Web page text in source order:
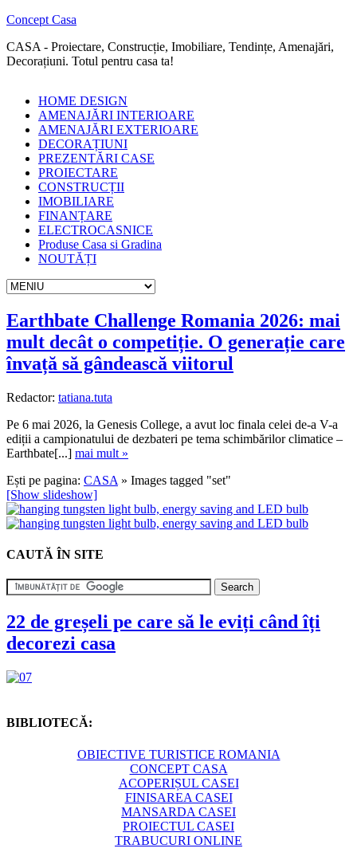
Concept Casa
CASA - Proiectare, Construcție, Imobiliare, Tendințe, Amenajări,
Decorațiuni. Totul pentru casa ta!
HOME DESIGN
AMENAJĂRI INTERIOARE
AMENAJĂRI EXTERIOARE
DECORAȚIUNI
PREZENTĂRI CASE
PROIECTARE
CONSTRUCȚII
IMOBILIARE
FINANȚARE
ELECTROCASNICE
Produse Casa si Gradina
NOUTĂȚI
Earthbate Challenge Romania 2026: mai
mult decât o competiție. O generație care
învață să gândească viitorul
Redactor: tatiana.tuta
Pe 6 mai 2026, la Genesis College, a avut loc finala celei de-a V-a
ediții a campionatului de dezbateri pe tema schimbărilor climatice –
Earthbate[...] mai mult »
Ești pe pagina: CASA » Images tagged "set"
[Show slideshow]
CAUTĂ ÎN SITE
22 de greșeli pe care să le eviți când îți
decorezi casa
BIBLIOTECĂ:
OBIECTIVE TURISTICE ROMANIA
CONCEPT CASA
ACOPERIȘUL CASEI
FINISAREA CASEI
MANSARDA CASEI
PROIECTUL CASEI
TRABUCURI ONLINE